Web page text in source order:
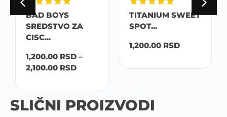
BAD BOYS
SREDSTVO ZA
CISC...
1,200.00 RSD –
2,100.00 RSD
TITANIUM SWEET
SPOT...
1,200.00 RSD
SLIČNI PROIZVODI